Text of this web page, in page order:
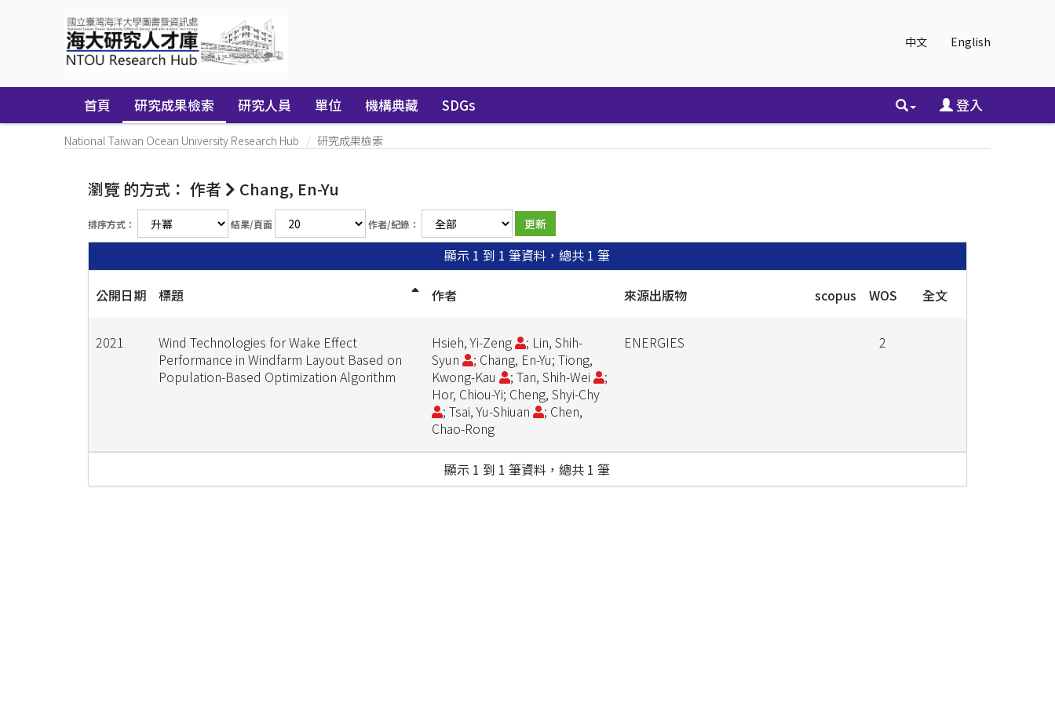
中文 English
首頁 研究成果檢索 研究人員 單位 機構典藏 SDGs 登入
National Taiwan Ocean University Research Hub 研究成果檢索
瀏覽 的方式： 作者 Chang, En-Yu
排序方式： 結果/頁面 作者/紀錄：
顯示 1 到 1 筆資料，總共 1 筆
公開日期 標題 作者 來源出版物 scopus WOS 全文
2021
Wind Technologies for Wake Effect
Performance in Windfarm Layout Based on
Population-Based Optimization Algorithm
Hsieh, Yi-Zeng
; Lin, Shih-
Syun
; Chang, En-Yu; Tiong,
Kwong-Kau
; Tan, Shih-Wei
;
Hor, Chiou-Yi; Cheng, Shyi-Chy
; Tsai, Yu-Shiuan
; Chen,
Chao-Rong
ENERGIES 2
顯示 1 到 1 筆資料，總共 1 筆